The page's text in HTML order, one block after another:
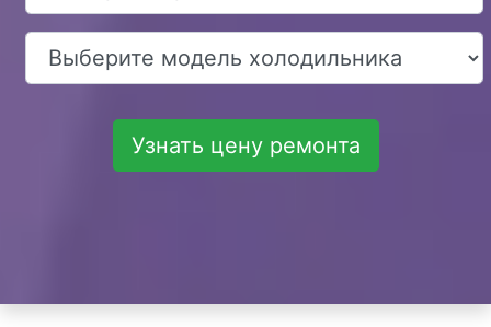
Узнать цену ремонта